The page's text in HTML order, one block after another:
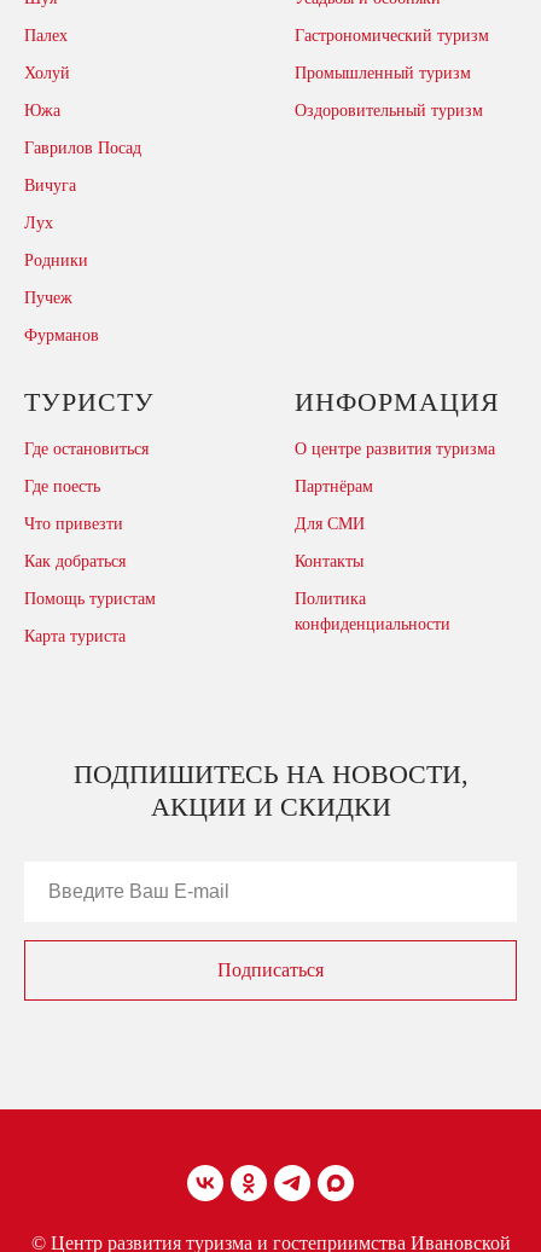
Палех
Холуй
Южа
Гаврилов Посад
Вичуга
Лух
Родники
Пучеж
Фурманов
Гастрономический туризм
Промышленный туризм
Оздоровительный туризм
ТУРИСТУ
Где остановиться
Где поесть
Что привезти
Как добраться
Помощь туристам
Карта туриста
ИНФОРМАЦИЯ
О центре развития туризма
Партнёрам
Для СМИ
Контакты
Политика
конфиденциальности
ПОДПИШИТЕСЬ НА НОВОСТИ,
АКЦИИ И СКИДКИ
Подписаться
© Центр развития туризма и гостеприимства Ивановской